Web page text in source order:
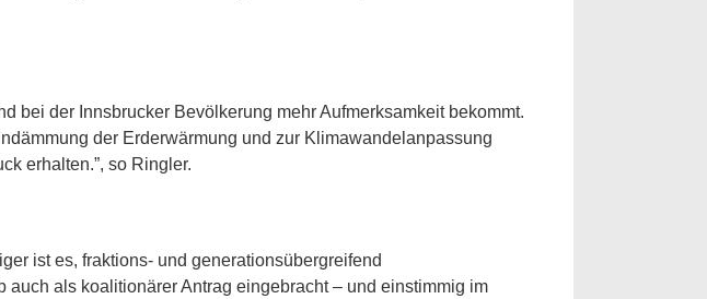
bei der Innsbrucker Bevölkerung mehr Aufmerksamkeit bekommt.
der Erderwärmung und zur Klimawandelanpassung
erhalten.”, so Ringler.
ist es, fraktions- und generationsübergreifend
als koalitionärer Antrag eingebracht – und einstimmig im